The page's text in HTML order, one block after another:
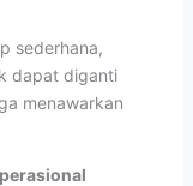
sederhana,
dapat diganti
menawarkan